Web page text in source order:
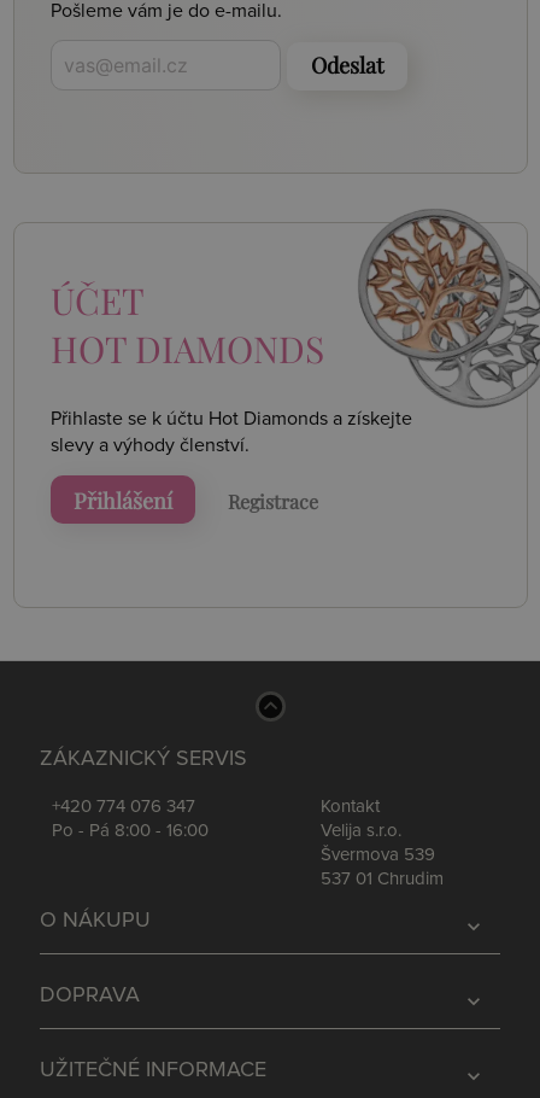
Pošleme vám je do e-mailu.
Odeslat
ÚČET
HOT DIAMONDS
Přihlaste se k účtu Hot Diamonds a získejte
slevy a výhody členství.
Přihlášení Registrace
ZÁKAZNICKÝ SERVIS
+420 774 076 347
Po - Pá 8:00 - 16:00
Kontakt
Velija s.r.o.
Švermova 539
537 01 Chrudim
expand_more
O NÁKUPU
expand_more
DOPRAVA
expand_more
UŽITEČNÉ INFORMACE